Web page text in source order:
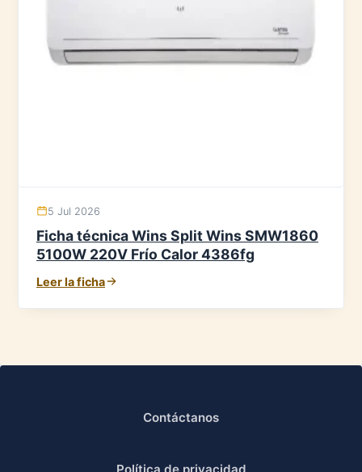
5 Jul 2026
Ficha técnica Wins Split Wins SMW1860
5100W 220V Frío Calor 4386fg
Leer la ficha
Contáctanos